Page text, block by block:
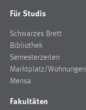
Für Studis
Schwarzes Brett
Bibliothek
Semesterzeiten
Marktplatz/Wohnungen
Mensa
Fakultäten